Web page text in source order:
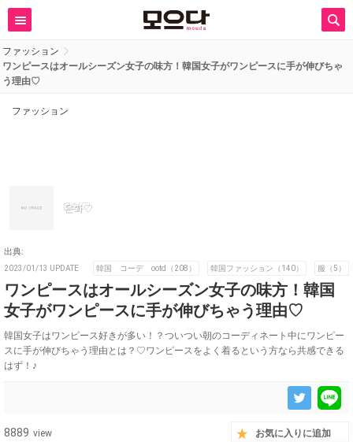
ファッション
ワンピースはオールシーズン女子の味方！韓国女子がワンピースに手が伸びちゃ
う理由♡
ファッション
은화♡
出典:
2023/01/13 UPDATE 韓国 コーデ ootd（208） 韓国ファッション（140） 服（5）
ワンピースはオールシーズン女子の味方！韓国
女子がワンピースに手が伸びちゃう理由♡
韓国女子はワンピース好きが多い！？ついつい朝のコーディネート中にワンピー
スに手が伸びちゃう理由とは？♡ワンピースをよく着るという方なら共感できる
はず！♪
8889 view お気に入りに追加